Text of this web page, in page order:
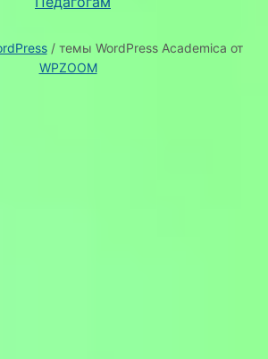
/ темы WordPress Academica от
WPZOOM